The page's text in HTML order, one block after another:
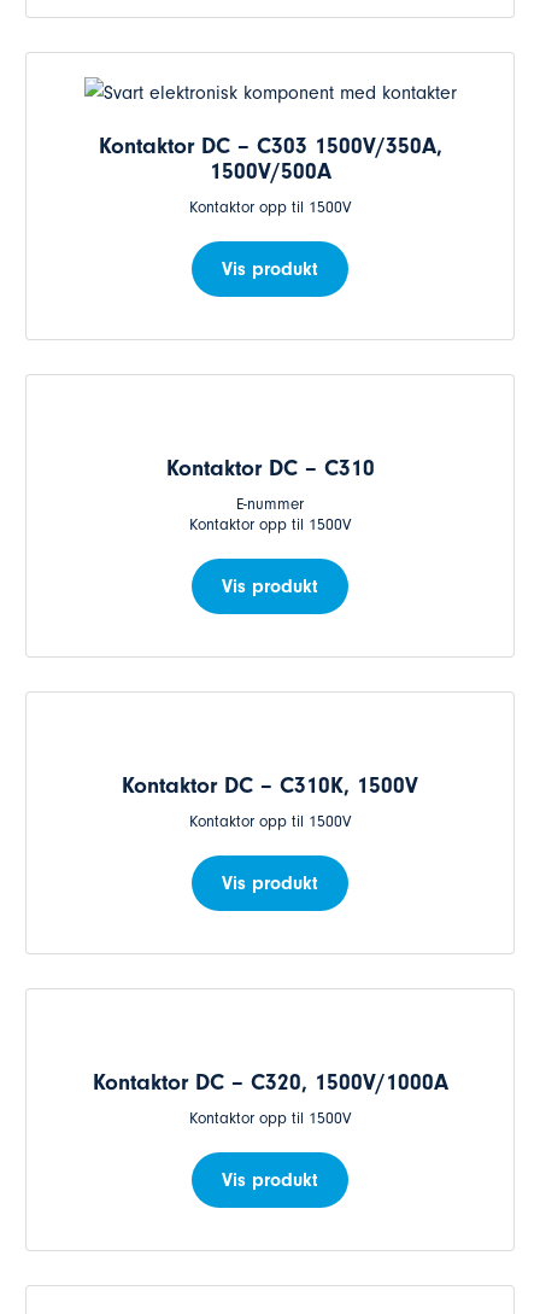
Kontaktor DC – C303 1500V/350A,
1500V/500A
Kontaktor opp til 1500V
Vis produkt
Kontaktor DC – C310
E-nummer
Kontaktor opp til 1500V
Vis produkt
Kontaktor DC – C310K, 1500V
Kontaktor opp til 1500V
Vis produkt
Kontaktor DC – C320, 1500V/1000A
Kontaktor opp til 1500V
Vis produkt